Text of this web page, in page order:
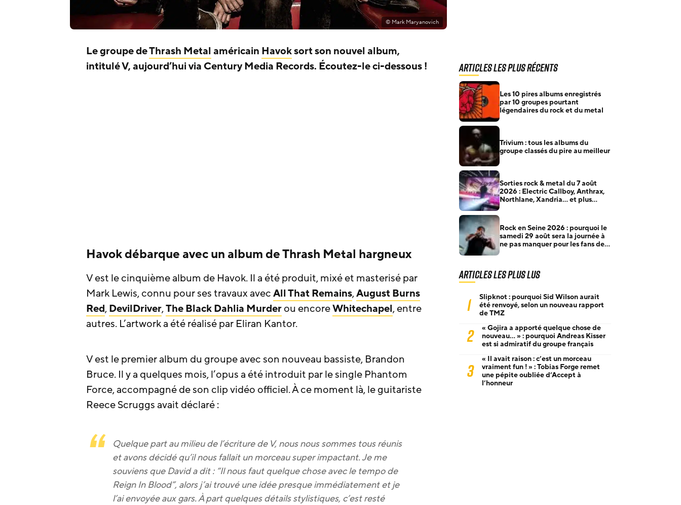
© Mark Maryanovich
Le groupe deThrash Metal américain Havoksort son nouvel album,
intitulé V, aujourd’hui via Century Media Records. Écoutez-le ci-dessous !
Havok débarque avec un album de Thrash Metal hargneux
V est le cinquième album de Havok. Il a été produit, mixé et masterisé par
Mark Lewis, connu pour ses travaux avecAll That Remains,August Burns
Red,DevilDriver,The Black Dahlia Murderou encoreWhitechapel, entre
autres. L’artwork a été réalisé par Eliran Kantor.
V est le premier album du groupe avec son nouveau bassiste, Brandon
Bruce. Il y a quelques mois, l’opus a été introduit par le single Phantom
Force, accompagné de son clip vidéo officiel. À ce moment là, le guitariste
Reece Scruggs avait déclaré :
Quelque part au milieu de l’écriture de V, nous nous sommes tous réunis
et avons décidé qu’il nous fallait un morceau super impactant. Je me
souviens que David a dit : “Il nous faut quelque chose avec le tempo de
Reign In Blood”, alors j’ai trouvé une idée presque immédiatement et je
l’ai envoyée aux gars. À part quelques détails stylistiques, c’est resté
Articles les plus récents
Les 10 pires albums enregistrés
par 10 groupes pourtant
légendaires du rock et du metal
Trivium : tous les albums du
groupe classés du pire au meilleur
Sorties rock & metal du 7 août
2026 : Electric Callboy, Anthrax,
Northlane, Xandria… et plus
Rock en Seine 2026 : pourquoi le
samedi 29 août sera la journée à
ne pas manquer pour les fans de
Articles les plus lus
1
Slipknot : pourquoi Sid Wilson aurait
été renvoyé, selon un nouveau rapport
de TMZ
2
« Gojira a apporté quelque chose de
nouveau… » : pourquoi Andreas Kisser
est si admiratif du groupe français
3
« Il avait raison : c’est un morceau
vraiment fun ! » : Tobias Forge remet
une pépite oubliée d’Accept à
l’honneur